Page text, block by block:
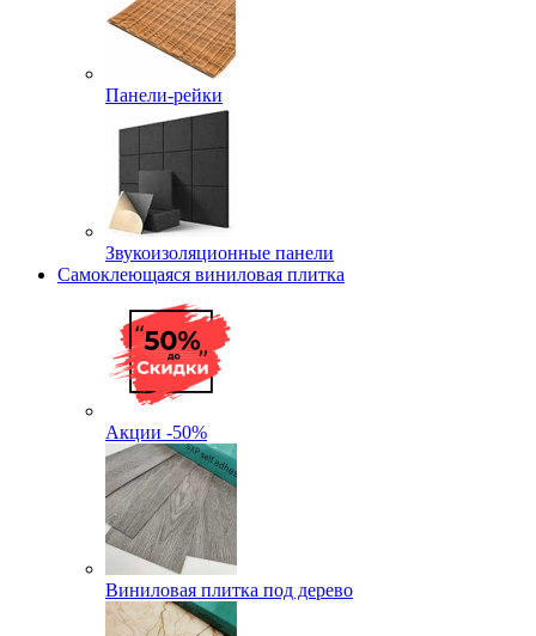
Панели-рейки
Звукоизоляционные панели
Самоклеющаяся виниловая плитка
Акции -50%
Виниловая плитка под дерево